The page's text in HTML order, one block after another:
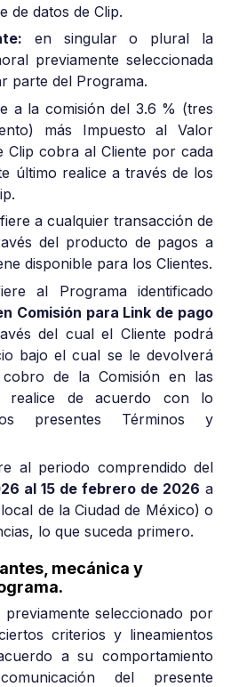
de datos de Clip.
en singular o plural la
previamente seleccionada
parte del Programa.
a la comisión del 3.6 % (tres
más Impuesto al Valor
Clip cobra al Cliente por cada
último realice a través de los
a cualquier transacción de
del producto de pagos a
disponible para los Clientes.
al Programa identificado
Comisión para Link de pago
del cual el Cliente podrá
bajo el cual se le devolverá
de la Comisión en las
realice de acuerdo con lo
presentes Términos y
al periodo comprendido del
al 15 de febrero de 2026 a
de la Ciudad de México) o
lo que suceda primero.
mecánica y
previamente seleccionado por
criterios y lineamientos
a su comportamiento
del presente